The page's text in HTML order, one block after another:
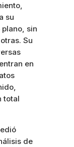
su
sin
Su
en
total
de